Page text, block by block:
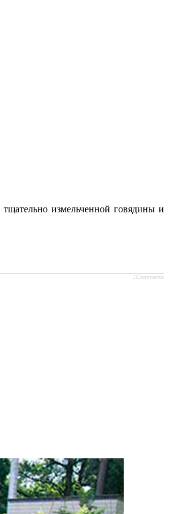
измельченной говядины и
JComments